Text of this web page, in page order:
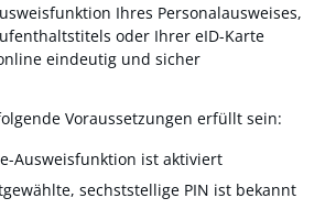
Ihres Personalausweises,
oder Ihrer eID-Karte
eindeutig und sicher
Voraussetzungen erfüllt sein:
Ausweisfunktion ist aktiviert
sechststellige PIN ist bekannt